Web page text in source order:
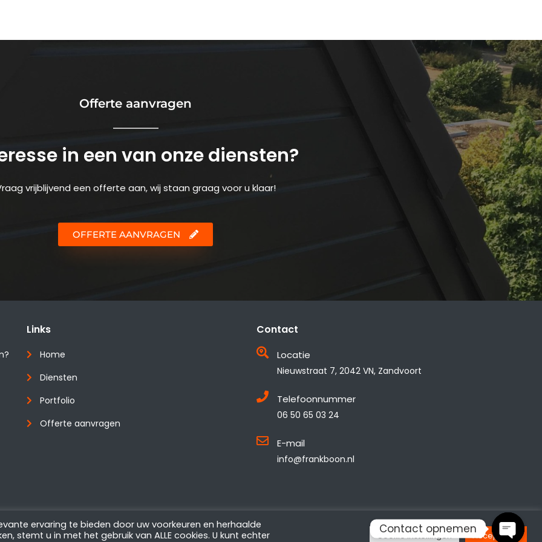
Offerte aanvragen
in een van onze diensten?
vrijblijvend een offerte aan, wij staan graag voor u klaar!
OFFERTE AANVRAGEN
Links
Home
Diensten
Portfolio
Offerte aanvragen
Contact
Locatie
Nieuwstraat 7, 2042 VN, Zandvoort
Telefoonnummer
06 50 65 03 24
E-mail
info@frankboon.nl
| Mede mogelijk gemaakt doorMarktagence
ervaring te bieden door uw voorkeuren en herhaalde
stemt u in met het gebruik van ALLE cookies. U kunt echter
Cookie Instellingen Accepteren
Contact opnemen